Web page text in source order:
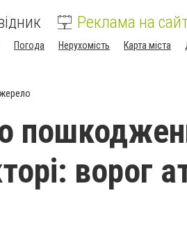
Реклама на
Погода Нерухомість Карта міста
ворог